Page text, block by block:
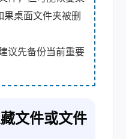
果桌面文件夹被删
议先备份当前重要
文件或文件